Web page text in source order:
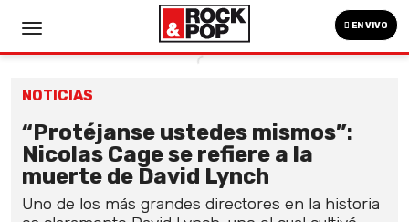
EN VIVO
NOTICIAS
“Protéjanse ustedes mismos”:
Nicolas Cage se refiere a la
muerte de David Lynch
Uno de los más grandes directores en la historia